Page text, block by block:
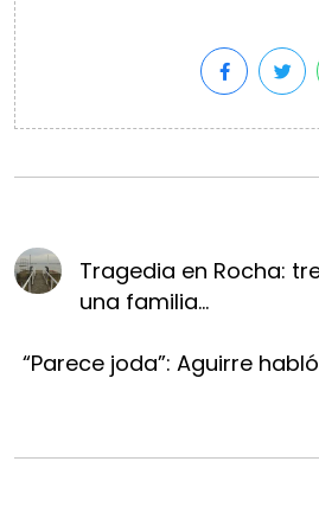
Tragedia en Rocha:
una familia...
“Parece joda”: Aguirre